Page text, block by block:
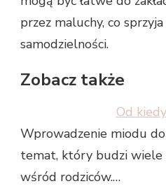
przez maluchy, co
samodzielności.
Zobacz także
Od
Wprowadzenie miodu
temat, który budzi
wśród rodziców.…